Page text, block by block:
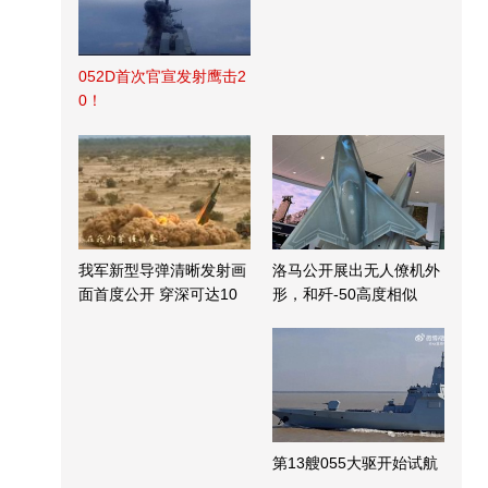
052D首次官宣发射鹰击2
0！
我军新型导弹清晰发射画
面首度公开 穿深可达10
洛马公开展出无人僚机外
形，和歼-50高度相似
第13艘055大驱开始试航